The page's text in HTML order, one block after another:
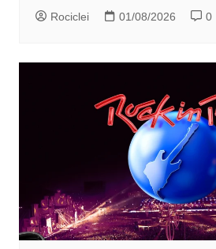
Rociclei 01/08/2026 0